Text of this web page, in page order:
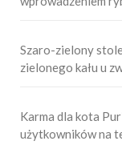
Szaro-zielony
zielonego kału u
Karma dla kota
użytkowników na